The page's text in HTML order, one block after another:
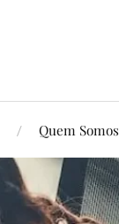
Quem Somos